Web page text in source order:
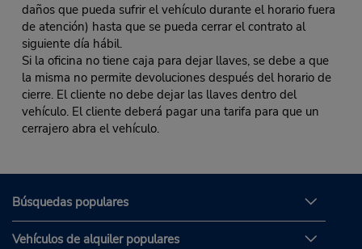
daños que pueda sufrir el vehículo durante el horario fuera
de atención) hasta que se pueda cerrar el contrato al
siguiente día hábil.
Si la oficina no tiene caja para dejar llaves, se debe a que
la misma no permite devoluciones después del horario de
cierre. El cliente no debe dejar las llaves dentro del
vehículo. El cliente deberá pagar una tarifa para que un
cerrajero abra el vehículo.
Búsquedas populares
Vehículos de alquiler populares